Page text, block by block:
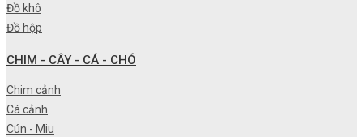
Đồ khô
Đồ hộp
CHIM - CÂY - CÁ - CHÓ
Chim cảnh
Cá cảnh
Cún - Miu